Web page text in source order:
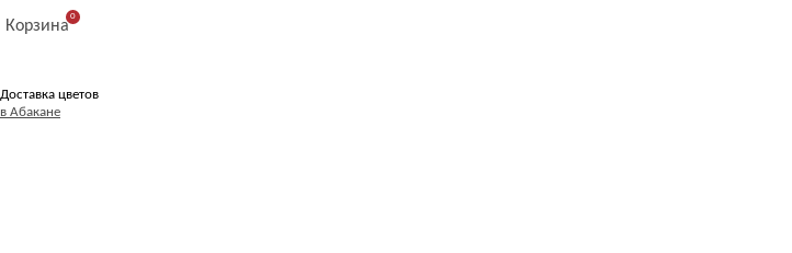
Корзина
0
Доставка цветов
в Абакане